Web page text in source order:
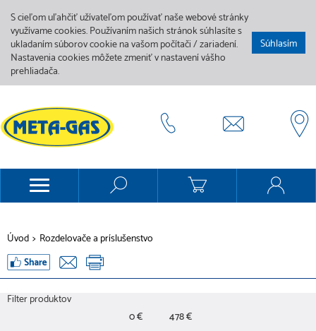
S cieľom uľahčiť užívateľom používať naše webové stránky
využívame cookies. Používaním našich stránok súhlasíte s
ukladaním súborov cookie na vašom počítači / zariadení.
Nastavenia cookies môžete zmeniť v nastavení vášho
prehliadača.
Súhlasím
Úvod > Rozdelovače a príslušenstvo
Filter produktov
0 €
478 €